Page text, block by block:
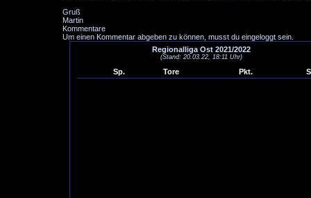
Gruß
Martin
Kommentare
Um einen Kommentar abgeben zu können, musst du eingeloggt sein.
Regionalliga Ost 2021/2022
(Stand: 20.03.22, 18:11 Uhr)
Sp. Tore Pkt.